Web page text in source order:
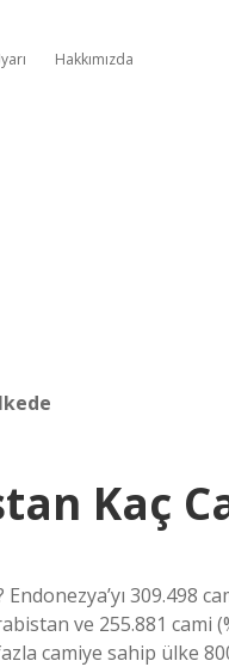
Hakkımızda
Kaç
309.498
ve 255.881
camiye sahip ülke